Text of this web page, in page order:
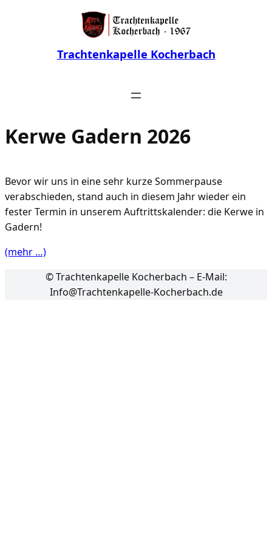
Trachtenkapelle Kocherbach
Kerwe Gadern 2026
Bevor wir uns in eine sehr kurze Sommerpause
verabschieden, stand auch in diesem Jahr wieder ein
fester Termin in unserem Auftrittskalender: die Kerwe in
Gadern!
(mehr …)
© Trachtenkapelle Kocherbach – E-Mail:
Info@Trachtenkapelle-Kocherbach.de